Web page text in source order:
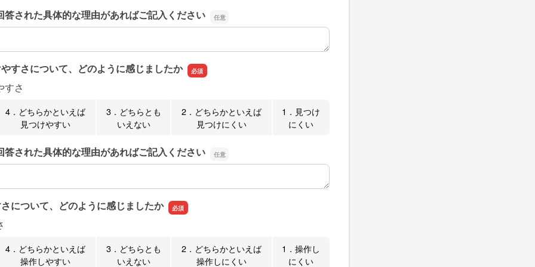
答された具体的な理由があればご記入ください
すさについて、どのように感じましたか
すさ
4．どちらかといえば
見つけやすい
3．どちらとも
いえない
2．どちらかといえば
見つけにくい
1．見つけ
にくい
答された具体的な理由があればご記入ください
について、どのように感じましたか
4．どちらかといえば
操作しやすい
3．どちらとも
いえない
2．どちらかといえば
操作しにくい
1．操作し
にくい